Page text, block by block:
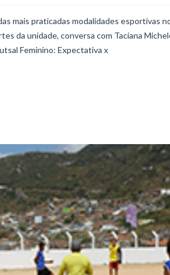
mais praticadas modalidades esportivas
da unidade, conversa com Taciana
Feminino: Expectativa x